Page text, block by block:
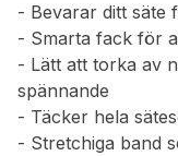
- Bevarar ditt säte
- Smarta fack för
- Lätt att torka av
spännande
- Täcker hela
- Stretchiga band